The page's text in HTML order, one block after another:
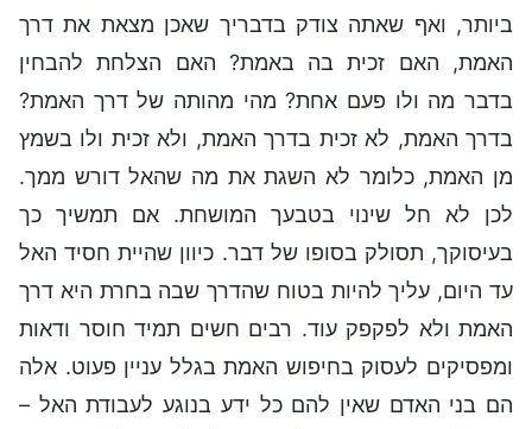
ביותר, ואף שאתה צודק בדבריך שאכן מצאת את דרך
האמת, האם זכית בה באמת? האם הצלחת להבחין
בדבר מה ולו פעם אחת? מהי מהותה של דרך האמת?
בדרך האמת, לא זכית בדרך האמת, ולא זכית ולו בשמץ
מן האמת, כלומר לא השגת את מה שהאל דורש ממך.
לכן לא חל שינוי בטבעך המושחת. אם תמשיך כך
בעיסוקך, תסולק בסופו של דבר. כיוון שהיית חסיד האל
עד היום, עליך להיות בטוח שהדרך שבה בחרת היא דרך
האמת ולא לפקפק עוד. רבים חשים תמיד חוסר ודאות
ומפסיקים לעסוק בחיפוש האמת בגלל עניין פעוט. אלה
הם בני האדם שאין להם כל ידע בנוגע לעבודת האל –